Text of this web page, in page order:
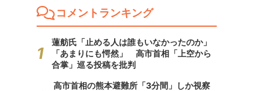
コメントランキング
蓮舫氏「止める人は誰もいなかったのか」
「あまりにも愕然」 高市首相「上空から
合掌」巡る投稿を批判
高市首相の熊本避難所「3分間」しか視察